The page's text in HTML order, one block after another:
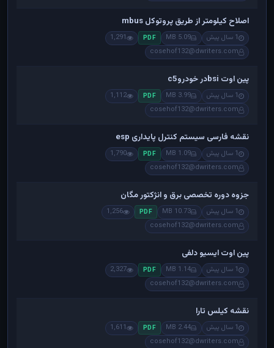
اصلاح کیلومتر از طریق پروتوکل mbus
1 سال پیش 5.09 MB
PDF
1,291
cosehof132@dwriters.com
پین اوت bsiدر خودروc5
1 سال پیش 3.99 MB
PDF
1,112
cosehof132@dwriters.com
نقشه فارسی سیستم کنترل پایداری esp
1 سال پیش 1.09 MB
PDF
1,790
cosehof132@dwriters.com
جزوه دوره تخصصی برق و انژکتور مگان
1 سال پیش 10.73 MB
PDF
1,256
cosehof132@dwriters.com
پین اوت ایسیو دلفی
1 سال پیش 1.14 MB
PDF
2,327
cosehof132@dwriters.com
نقشه کیلس تارا
1 سال پیش 2.44 MB
PDF
1,611
cosehof132@dwriters.com